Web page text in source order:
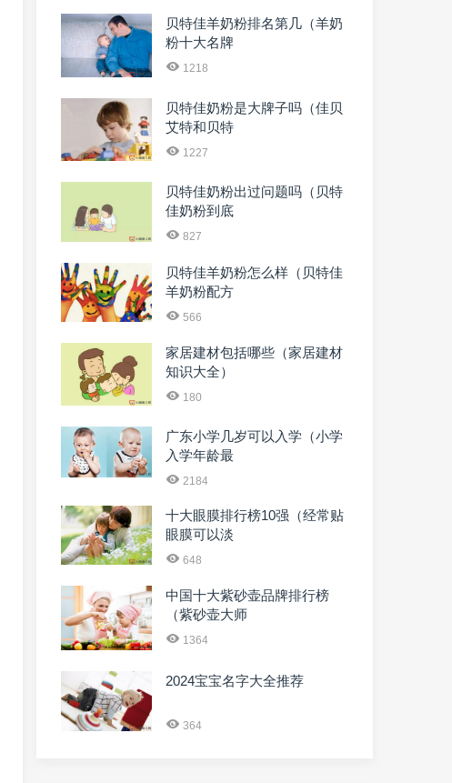
贝特佳羊奶粉排名第几（羊奶
粉十大名牌
1218
贝特佳奶粉是大牌子吗（佳贝
艾特和贝特
1227
贝特佳奶粉出过问题吗（贝特
佳奶粉到底
827
贝特佳羊奶粉怎么样（贝特佳
羊奶粉配方
566
家居建材包括哪些（家居建材
知识大全）
180
广东小学几岁可以入学（小学
入学年龄最
2184
十大眼膜排行榜10强（经常贴
眼膜可以淡
648
中国十大紫砂壶品牌排行榜
（紫砂壶大师
1364
2024宝宝名字大全推荐
364